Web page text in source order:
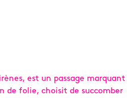
est un passage marquant
de folie, choisit de succomber